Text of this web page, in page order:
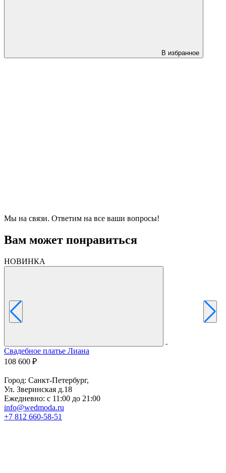
В избранное
Мы на связи. Ответим на все ваши вопросы!
Вам может понравиться
НОВИНКА
Свадебное платье Лиана
108 600 ₽
Город: Санкт-Петербург,
Ул. Зверинская д.18
Ежедневно: с 11:00 до 21:00
info@wedmoda.ru
+7 812 660-58-51